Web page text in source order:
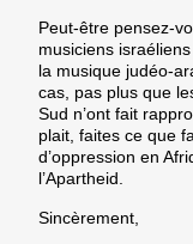
Peut-être pensez-
musiciens
la musique judéo-
cas, pas plus que
Sud n’ont fait
plait, faites ce que
d’oppression en
l’Apartheid.
Sincèrement,